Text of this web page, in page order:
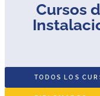
Cursos
TODOS LOS